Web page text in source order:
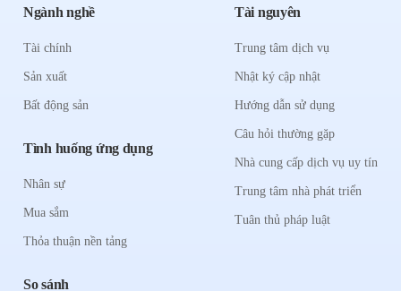
Ngành nghề
Tài chính
Sản xuất
Bất động sản
Tình huống ứng dụng
Nhân sự
Mua sắm
Thỏa thuận nền tảng
So sánh
Tài nguyên
Trung tâm dịch vụ
Nhật ký cập nhật
Hướng dẫn sử dụng
Câu hỏi thường gặp
Nhà cung cấp dịch vụ uy tín
Trung tâm nhà phát triển
Tuân thủ pháp luật